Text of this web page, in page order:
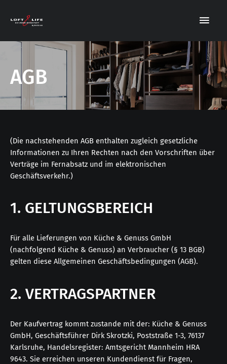
AGB
(Die nachstehenden AGB enthalten zugleich gesetzliche
Informationen zu Ihren Rechten nach den Vorschriften über
Verträge im Fernabsatz und im elektronischen
Geschäftsverkehr.)
1. GELTUNGSBEREICH
Für alle Lieferungen von Küche & Genuss GmbH
(nachfolgend Küche & Genuss) an Verbraucher (§ 13 BGB)
gelten diese Allgemeinen Geschäftsbedingungen (AGB).
2. VERTRAGSPARTNER
Der Kaufvertrag kommt zustande mit der: Küche & Genuss
GmbH, Geschäftsführer Dirk Skrotzki, Poststraße 1-3, 76137
Karlsruhe, Handelsregister: Amtsgericht Mannheim HRA
9643. Sie erreichen unseren Kundendienst für Fragen,